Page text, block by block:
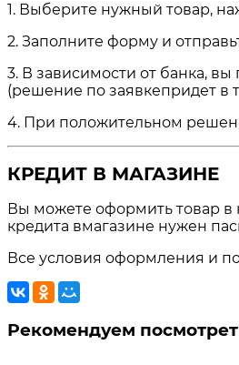
1. Выберите нужный товар,
2. Заполните форму и
3. В зависимости от банка,
(решение по заявкепридет в
4. При положительном
КРЕДИТ В МАГАЗИНЕ
Вы можете оформить товар в
кредита вмагазине нужен
Все условия оформления и
Рекомендуем